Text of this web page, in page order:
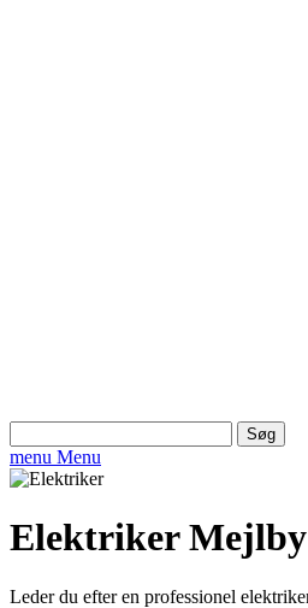
efter:
menu Menu
Elektriker Mejlby
Leder du efter en professionel